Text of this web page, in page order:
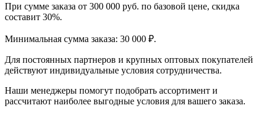
При сумме заказа от 300 000 руб. по базовой цене, скидка
составит 30%.
Минимальная сумма заказа: 30 000 ₽.
Для постоянных партнеров и крупных оптовых покупателей
действуют индивидуальные условия сотрудничества.
Наши менеджеры помогут подобрать ассортимент и
рассчитают наиболее выгодные условия для вашего заказа.